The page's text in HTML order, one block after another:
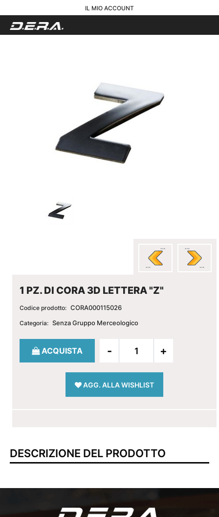
IL MIO ACCOUNT
1 PZ. DI CORA 3D LETTERA "Z"
Codice prodotto: CORA000115026
Categoria: Senza Gruppo Merceologico
Quantità
ACQUISTA
AGG. ALLA WISHLIST
DESCRIZIONE DEL PRODOTTO